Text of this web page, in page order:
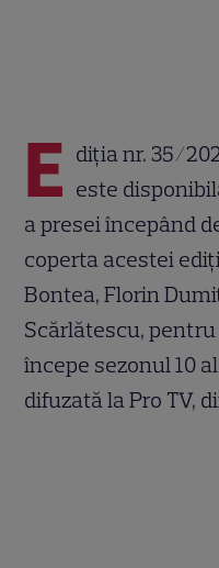
E diția nr. 35/
este
a presei începând
coperta acestei
Bontea, Florin
Scărlătescu,
începe sezonul 10
difuzată la Pro TV,